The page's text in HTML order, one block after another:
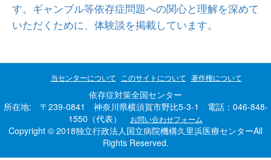
す。ギャンブル等依存症問題への関心と理解を深めて
いただくために、体験談を掲載しています。
当センターについて このサイトについて 著作権について
依存症対策全国センター
所在地: 〒239-0841 神奈川県横須賀市野比5-3-1 電話：046-848-
1550（代表）
お問い合わせフォーム
Copyright © 2018独立行政法人国立病院機構久里浜医療センターAll
Rights Reserved.